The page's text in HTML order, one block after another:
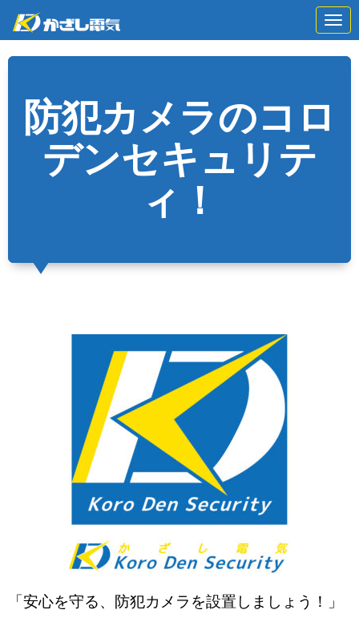
N
a
i
防犯カメラのコロ
デンセキュリテ
ィ！
「安心を守る、防犯カメラを設置しましょう！」